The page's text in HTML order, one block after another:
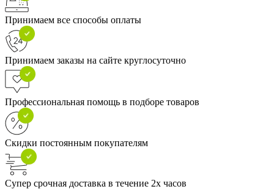
Принимаем все способы оплаты
Принимаем заказы на сайте круглосуточно
Профессиональная помощь в подборе товаров
Скидки постоянным покупателям
Супер срочная доставка в течение 2х часов